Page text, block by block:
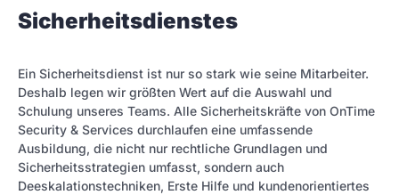
Sicherheitsdienstes
Ein Sicherheitsdienst ist nur so stark wie seine Mitarbeiter.
Deshalb legen wir größten Wert auf die Auswahl und
Schulung unseres Teams. Alle Sicherheitskräfte von OnTime
Security & Services durchlaufen eine umfassende
Ausbildung, die nicht nur rechtliche Grundlagen und
Sicherheitsstrategien umfasst, sondern auch
Deeskalationstechniken, Erste Hilfe und kundenorientiertes